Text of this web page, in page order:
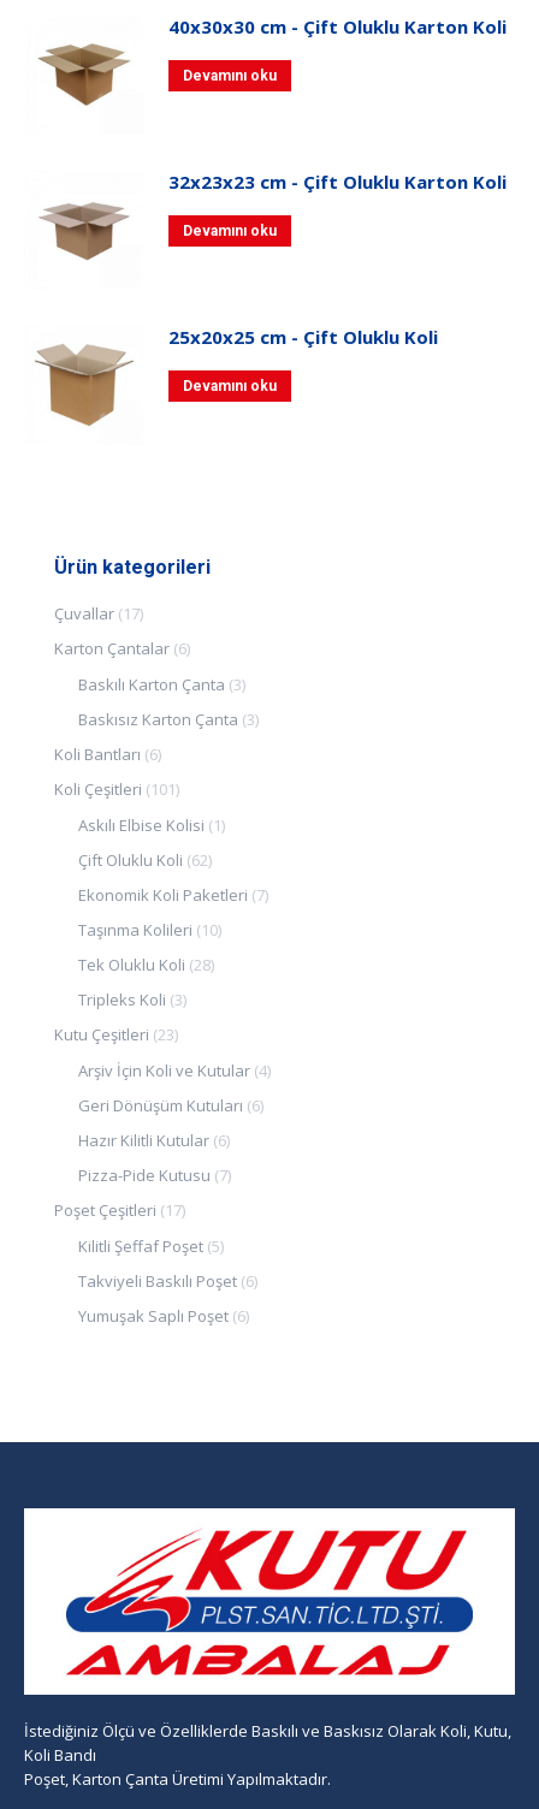
40x30x30 cm - Çift Oluklu Karton Koli
Devamını oku
32x23x23 cm - Çift Oluklu Karton Koli
Devamını oku
25x20x25 cm - Çift Oluklu Koli
Devamını oku
Ürün kategorileri
Çuvallar (17)
Karton Çantalar (6)
Baskılı Karton Çanta (3)
Baskısız Karton Çanta (3)
Koli Bantları (6)
Koli Çeşitleri (101)
Askılı Elbise Kolisi (1)
Çift Oluklu Koli (62)
Ekonomik Koli Paketleri (7)
Taşınma Kolileri (10)
Tek Oluklu Koli (28)
Tripleks Koli (3)
Kutu Çeşitleri (23)
Arşiv İçin Koli ve Kutular (4)
Geri Dönüşüm Kutuları (6)
Hazır Kilitli Kutular (6)
Pizza-Pide Kutusu (7)
Poşet Çeşitleri (17)
Kilitli Şeffaf Poşet (5)
Takviyeli Baskılı Poşet (6)
Yumuşak Saplı Poşet (6)
İstediğiniz Ölçü ve Özelliklerde Baskılı ve Baskısız Olarak Koli, Kutu,
Koli Bandı
Poşet, Karton Çanta Üretimi Yapılmaktadır.